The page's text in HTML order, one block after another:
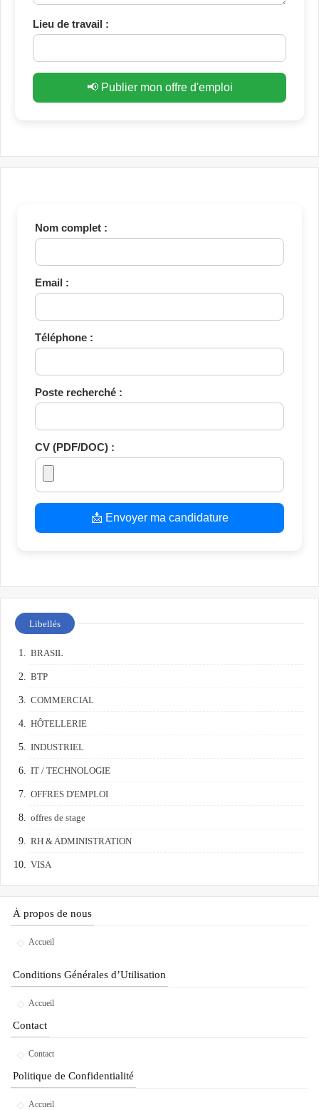
Lieu de travail :
📢 Publier mon offre d'emploi
Nom complet :
Email :
Téléphone :
Poste recherché :
CV (PDF/DOC) :
📩 Envoyer ma candidature
Libellés
BRASIL
BTP
COMMERCIAL
HÔTELLERIE
INDUSTRIEL
IT / TECHNOLOGIE
OFFRES D'EMPLOI
offres de stage
RH & ADMINISTRATION
VISA
À propos de nous
Accueil
Conditions Générales d’Utilisation
Accueil
Contact
Contact
Politique de Confidentialité
Accueil